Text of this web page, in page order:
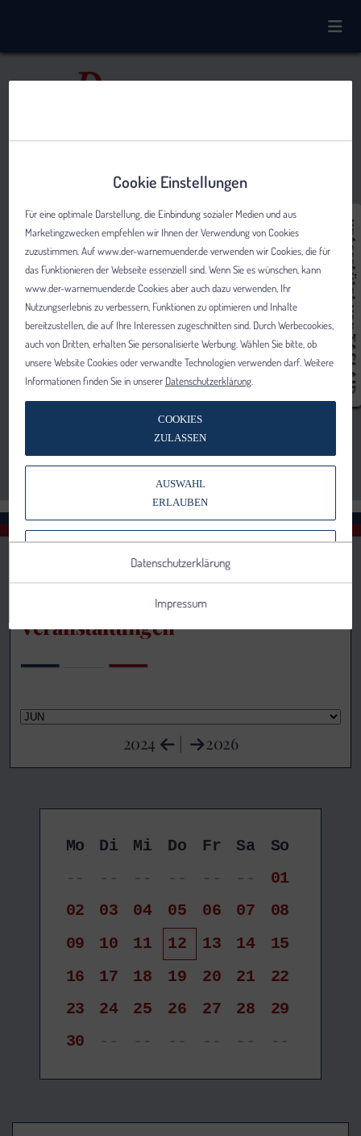
Veranstaltungen
2024 | 2026
Mo Di Mi Do Fr Sa
So
--
-- -- -- -- --
01
02
03 04 05 06 07
08
09
10 11 12 13 14
15
16
17 18 19 20 21
22
23
24 25 26 27 28
29
30
-- -- -- -- -- --
Cookie Einstellungen
Für eine optimale Darstellung, die Einbindung sozialer Medien und aus
Marketingzwecken empfehlen wir Ihnen der Verwendung von Cookies
zuzustimmen. Auf www.der-warnemuender.de verwenden wir Cookies, die für
das Funktionieren der Webseite essenziell sind. Wenn Sie es wünschen, kann
www.der-warnemuender.de Cookies aber auch dazu verwenden, Ihr
Nutzungserlebnis zu verbessern, Funktionen zu optimieren und Inhalte
bereitzustellen, die auf Ihre Interessen zugeschnitten sind. Durch Werbecookies,
auch von Dritten, erhalten Sie personalisierte Werbung. Wählen Sie bitte, ob
unsere Website Cookies oder verwandte Technologien verwenden darf. Weitere
Informationen finden Sie in unserer Datenschutzerklärung
COOKIES
ZULASSEN
AUSWAHL
ERLAUBEN
VERWENDEN
Datenschutzerklärung
Impressum